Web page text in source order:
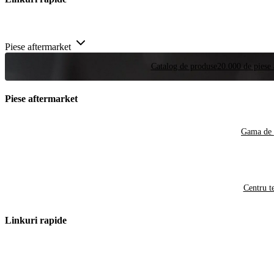
Piese aftermarket
Catalog de produse 20.000 de
Piese aftermarket
Gama de
Centru
Linkuri rapide